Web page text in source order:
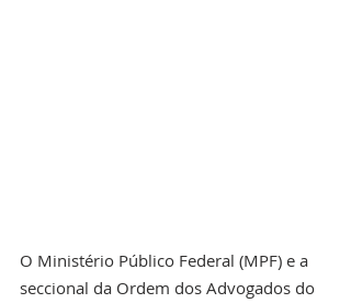
O Ministério Público Federal (MPF) e a
seccional da Ordem dos Advogados do